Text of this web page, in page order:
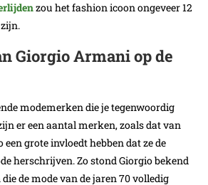
zou het fashion icoon ongeveer 12
Giorgio Armani op de
modemerken die je tegenwoordig
er een aantal merken, zoals dat van
grote invloedt hebben dat ze de
herschrijven. Zo stond Giorgio bekend
de mode van de jaren 70 volledig